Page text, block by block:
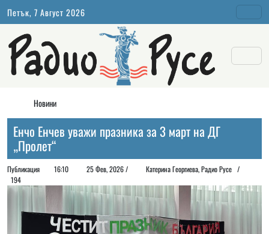
Петък, 7 Август 2026
Новини
Енчо Енчев уважи празника за 3 март на ДГ
„Пролет“
Публикация 16:10 25 Фев, 2026 /
Катерина Георгиева, Радио Русе /
194